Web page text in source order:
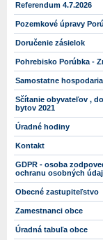
Referendum 4.7.2026
Pozemkové úpravy
Doručenie zásielok
Pohrebisko Porúbka -
Samostatne
Sčítanie obyvateľov ,
bytov 2021
Úradné hodiny
Kontakt
GDPR - osoba
ochranu osobných
Obecné zastupiteľstvo
Zamestnanci obce
Úradná tabuľa obce